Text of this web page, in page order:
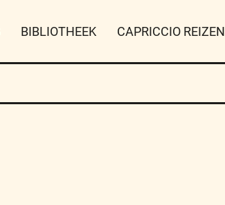
BIBLIOTHEEK CAPRICCIO REIZEN